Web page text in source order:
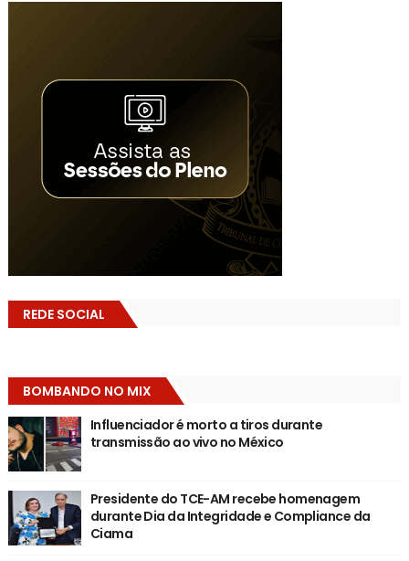
REDE SOCIAL
BOMBANDO NO MIX
Influenciador é morto a tiros durante
transmissão ao vivo no México
Presidente do TCE-AM recebe homenagem
durante Dia da Integridade e Compliance da
Ciama